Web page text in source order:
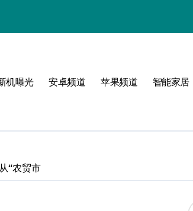
机曝光 安卓频道 苹果频道 智能家居
“农贸市